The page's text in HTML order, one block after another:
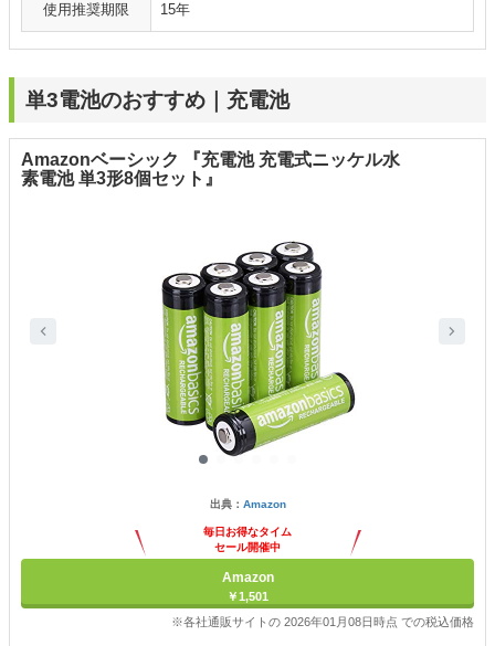
使用推奨期限 15年
単3電池のおすすめ｜充電池
Amazonベーシック 『充電池 充電式ニッケル水
素電池 単3形8個セット』
出典： Amazon
毎日お得なタイム
セール開催中
Amazon
￥1,501
※各社通販サイトの 2026年01月08日時点 での税込価格